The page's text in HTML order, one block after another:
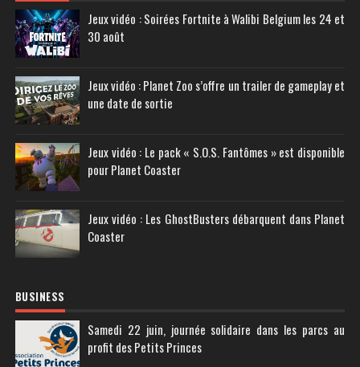
Jeux vidéo : Soirées Fortnite à Walibi Belgium les 24 et
30 août
Jeux vidéo : Planet Zoo s’offre un trailer de gameplay et
une date de sortie
Jeux vidéo : Le pack « S.O.S. Fantômes » est disponible
pour Planet Coaster
Jeux vidéo : Les GhostBusters débarquent dans Planet
Coaster
BUSINESS
Samedi 22 juin, journée solidaire dans les parcs au
profit des Petits Princes